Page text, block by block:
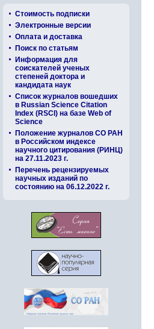
Стоимость подписки
Электронные версии
Оплата и доставка
Поиск по статьям
Информация для
соискателей ученых
степеней доктора и
кандидата наук
Список журналов вошедших
в Russian Science Citation
Index (RSCI) на базе Web of
Science
Положение журналов СО РАН
в Российском индексе
научного цитирования (РИНЦ)
на 27.11.2023 г.
Перечень рецензируемых
научных изданий по
состоянию на 06.12.2022 г.